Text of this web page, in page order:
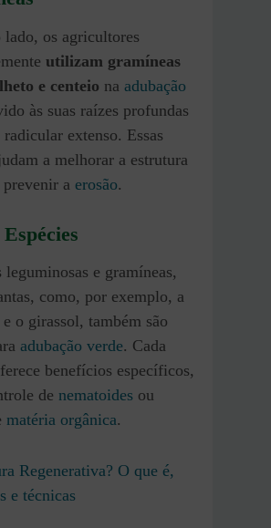
lado, os agricultores
utilizam gramíneas
e centeio na adubação
às suas raízes profundas
radicular extenso. Essas
a melhorar a estrutura
a erosão.
e gramíneas,
como, por exemplo, a
e o girassol, também são
adubação verde. Cada
benefícios específicos,
de nematoides ou
matéria orgânica.
Regenerativa? O que é,
e técnicas